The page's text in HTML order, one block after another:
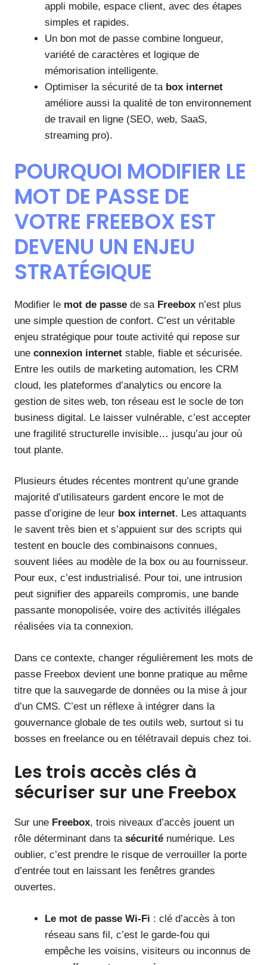
appli mobile, espace client, avec des étapes
simples et rapides.
Un bon mot de passe combine longueur,
variété de caractères et logique de
mémorisation intelligente.
Optimiser la sécurité de ta box internet
améliore aussi la qualité de ton environnement
de travail en ligne (SEO, web, SaaS,
streaming pro).
POURQUOI MODIFIER LE
MOT DE PASSE DE
VOTRE FREEBOX EST
DEVENU UN ENJEU
STRATÉGIQUE
Modifier le mot de passe de sa Freebox n’est plus
une simple question de confort. C’est un véritable
enjeu stratégique pour toute activité qui repose sur
une connexion internet stable, fiable et sécurisée.
Entre les outils de marketing automation, les CRM
cloud, les plateformes d’analytics ou encore la
gestion de sites web, ton réseau est le socle de ton
business digital. Le laisser vulnérable, c’est accepter
une fragilité structurelle invisible… jusqu’au jour où
tout plante.
Plusieurs études récentes montrent qu’une grande
majorité d’utilisateurs gardent encore le mot de
passe d’origine de leur box internet. Les attaquants
le savent très bien et s’appuient sur des scripts qui
testent en boucle des combinaisons connues,
souvent liées au modèle de la box ou au fournisseur.
Pour eux, c’est industrialisé. Pour toi, une intrusion
peut signifier des appareils compromis, une bande
passante monopolisée, voire des activités illégales
réalisées via ta connexion.
Dans ce contexte, changer régulièrement les mots de
passe Freebox devient une bonne pratique au même
titre que la sauvegarde de données ou la mise à jour
d’un CMS. C’est un réflexe à intégrer dans la
gouvernance globale de tes outils web, surtout si tu
bosses en freelance ou en télétravail depuis chez toi.
Les trois accès clés à
sécuriser sur une Freebox
Sur une Freebox, trois niveaux d’accès jouent un
rôle déterminant dans ta sécurité numérique. Les
oublier, c’est prendre le risque de verrouiller la porte
d’entrée tout en laissant les fenêtres grandes
ouvertes.
Le mot de passe Wi-Fi : clé d’accès à ton
réseau sans fil, c’est le garde-fou qui
empêche les voisins, visiteurs ou inconnus de